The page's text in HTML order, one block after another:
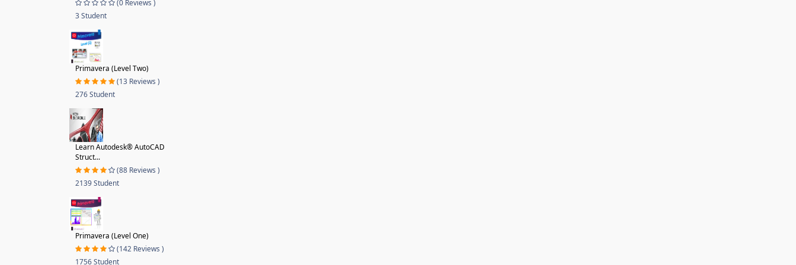
(0 Reviews )
3 Student
Primavera (Level Two)
(13 Reviews )
276 Student
Learn Autodesk® AutoCAD
Struct...
(88 Reviews )
2139 Student
Primavera (Level One)
(142 Reviews )
1756 Student